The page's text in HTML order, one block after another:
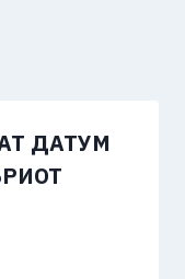
ДАТУМ